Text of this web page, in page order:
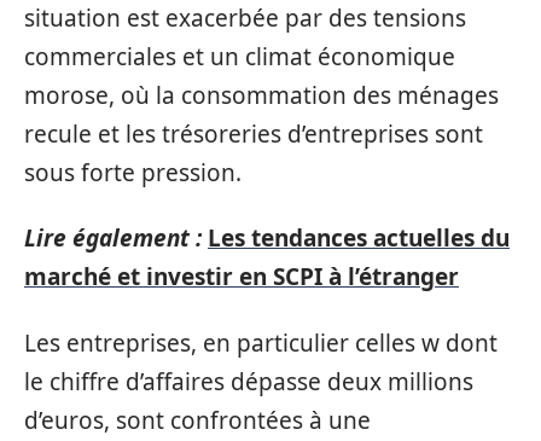
situation est exacerbée par des tensions
commerciales et un climat économique
morose, où la consommation des ménages
recule et les trésoreries d’entreprises sont
sous forte pression.
Lire également : Les tendances actuelles du
marché et investir en SCPI à l’étranger
Les entreprises, en particulier celles w dont
le chiffre d’affaires dépasse deux millions
d’euros, sont confrontées à une